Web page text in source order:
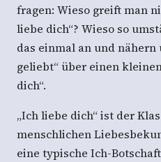
fragen: Wieso greift man
liebe dich“? Wieso so
das einmal an und nähern
geliebt“ über einen
dich“.
„Ich liebe dich“ ist der
menschlichen
eine typische Ich-